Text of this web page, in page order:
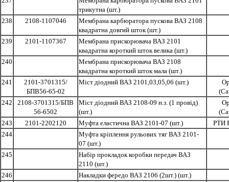
трикутна (шт.)
238
2108-1107046
Мембрана карбюратора пускова ВАЗ 2108
квадратна довгий шток (шт.)
239
2101-1107367
Мембрана прискорювача ВАЗ 2101
квадратна короткий шток велика (шт.)
240
Мембрана прискорювача ВАЗ 2108
квадратна короткий шток мала (шт.)
241
2101-3701315/
БПВ56-65-02
Міст діодний ВАЗ 2101,03,05,06 (шт.)
242
2108-3701315/БПВ
56-6502
Міст діодний ВАЗ 2108-09 н.з. (1 провід)
(шт.)
243
2101-2202120 Муфта еластична ВАЗ 2101-07 (шт.)
РТИ
244
Муфта кріплення рульових тяг ВАЗ 2101-
07 (шт.)
245
Набір прокладок коробки передач ВАЗ
2110 (шт.)
246
Накладки фередо ВАЗ 2106 (2шт.) (шт.)